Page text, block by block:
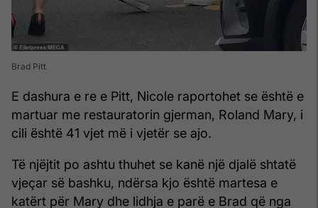
Brad Pitt
E dashura e re e Pitt, Nicole raportohet se është e
martuar me restauratorin gjerman, Roland Mary, i
cili është 41 vjet më i vjetër se ajo.
Të njëjtit po ashtu thuhet se kanë një djalë shtatë
vjeçar së bashku, ndërsa kjo është martesa e
katërt për Mary dhe lidhja e parë e Brad që nga